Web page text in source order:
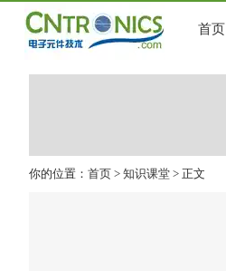
首页
你的位置： 首页 > 知识课堂 > 正文